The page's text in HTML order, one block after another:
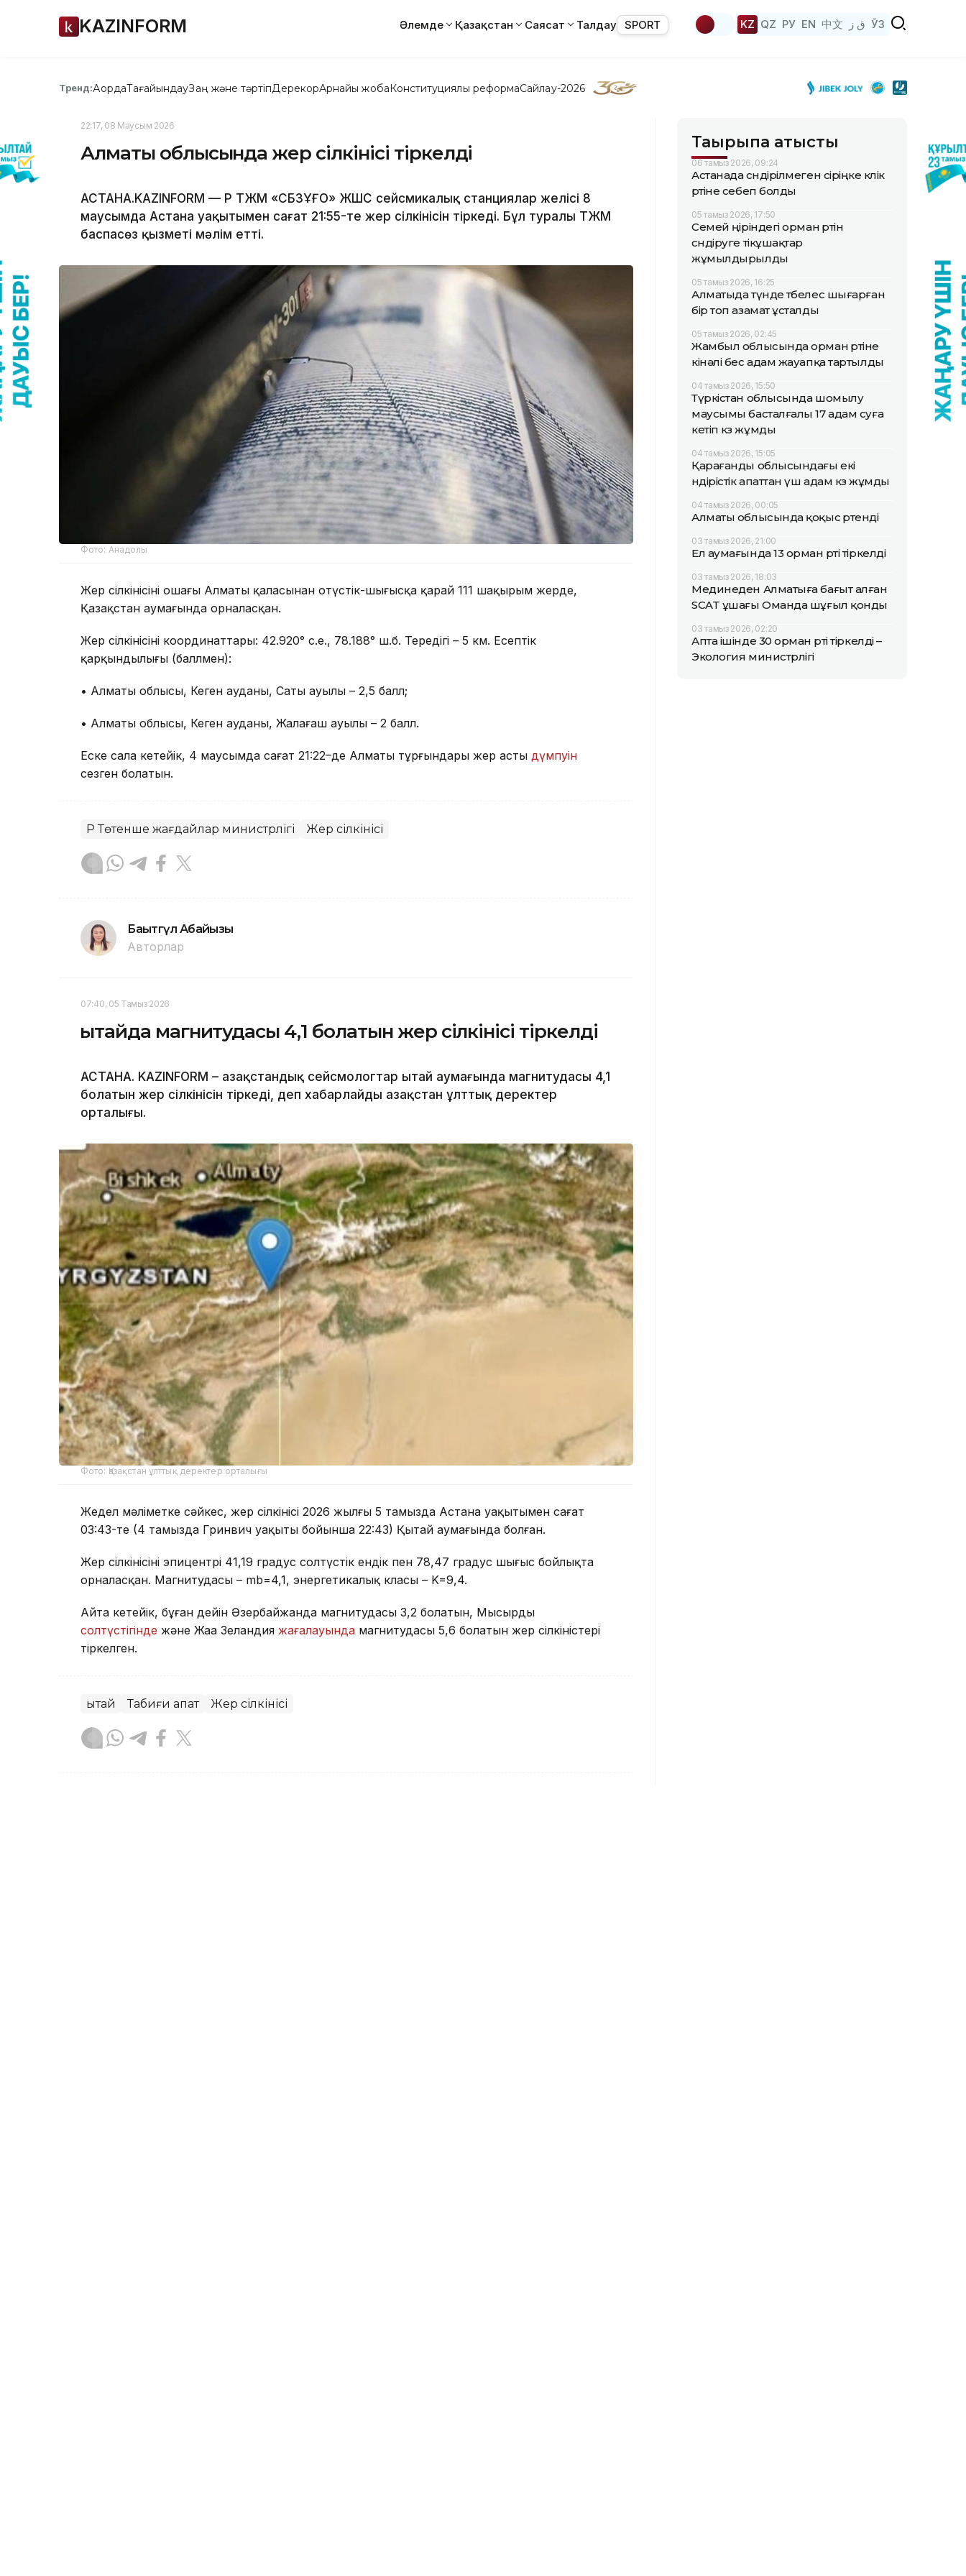
KAZINFORM Әлемде Қазақстан Саясат Талдау SPORT KZ QZ РУ EN 中文 ق ز ЎЗ
Тренд:АқордаТағайындауЗаң және тәртіпДерекқорАрнайы жобаКонституциялық реформаСайлау-2026
22:17, 08 Маусым 2026
Алматы облысында жер сілкінісі тіркелді
АСТАНА.KAZINFORM — ҚР ТЖМ «СБЗҰҒО» ЖШС сейсмикалық станциялар желісі 8
маусымда Астана уақытымен сағат 21:55-те жер сілкінісін тіркеді. Бұл туралы ТЖМ
баспасөз қызметі мәлім етті.
Фото: Анадолы
Жер сілкінісінің ошағы Алматы қаласынан оңтүстік-шығысқа қарай 111 шақырым жерде,
Қазақстан аумағында орналасқан.
Жер сілкінісінің координаттары: 42.920° с.е., 78.188° ш.б. Тереңдігі – 5 км. Есептік
қарқындылығы (баллмен):
• Алматы облысы, Кеген ауданы, Саты ауылы – 2,5 балл;
• Алматы облысы, Кеген ауданы, Жалағаш ауылы – 2 балл.
Еске сала кетейік, 4 маусымда сағат 21:22–де Алматы тұрғындары жер асты дүмпуін
сезген болатын.
ҚР Төтенше жағдайлар министрлігі Жер сілкінісі
Бақытгүл Абайқызы
Авторлар
07:40, 05 Тамыз 2026
Қытайда магнитудасы 4,1 болатын жер сілкінісі тіркелді
АСТАНА. KAZINFORM – Қазақстандық сейсмологтар Қытай аумағында магнитудасы 4,1
болатын жер сілкінісін тіркеді, деп хабарлайды Қазақстан ұлттық деректер
орталығы.
Фото: Қазақстан ұлттық деректер орталығы
Жедел мәліметке сәйкес, жер сілкінісі 2026 жылғы 5 тамызда Астана уақытымен сағат
03:43-те (4 тамызда Гринвич уақыты бойынша 22:43) Қытай аумағында болған.
Жер сілкінісінің эпицентрі 41,19 градус солтүстік ендік пен 78,47 градус шығыс бойлықта
орналасқан. Магнитудасы – mb=4,1, энергетикалық класы – K=9,4.
Айта кетейік, бұған дейін Әзербайжанда магнитудасы 3,2 болатын, Мысырдың
солтүстігінде және Жаңа Зеландия жағалауында магнитудасы 5,6 болатын жер сілкіністері
тіркелген.
Қытай Табиғи апат Жер сілкінісі
Тақырыпқа қатысты
06 тамыз 2026, 09:24
Астанада сөндірілмеген сіріңке көлік
өртіне себеп болды
05 тамыз 2026, 17:50
Семей өңіріндегі орман өртін
сөндіруге тікұшақтар
жұмылдырылды
05 тамыз 2026, 16:25
Алматыда түнде төбелес шығарған
бір топ азамат ұсталды
05 тамыз 2026, 02:45
Жамбыл облысында орман өртіне
кінәлі бес адам жауапқа тартылды
04 тамыз 2026, 15:50
Түркістан облысында шомылу
маусымы басталғалы 17 адам суға
кетіп көз жұмды
04 тамыз 2026, 15:05
Қарағанды облысындағы екі
өндірістік апаттан үш адам көз жұмды
04 тамыз 2026, 00:05
Алматы облысында қоқыс өртенді
03 тамыз 2026, 21:00
Ел аумағында 13 орман өрті тіркелді
03 тамыз 2026, 18:03
Мединеден Алматыға бағыт алған
SCAT ұшағы Оманда шұғыл қонды
03 тамыз 2026, 02:20
Апта ішінде 30 орман өрті тіркелді –
Экология министрлігі